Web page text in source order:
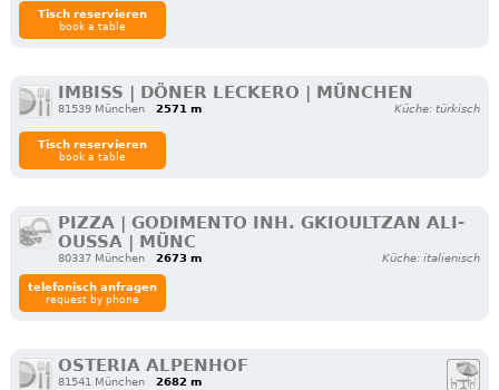
Tisch reservieren
book a table
IMBISS | DÖNER LECKERO | MÜNCHEN
81539 München 2571 m Küche: türkisch
Tisch reservieren
book a table
PIZZA | GODIMENTO INH. GKIOULTZAN ALI-
OUSSA | MÜNC
80337 München 2673 m Küche: italienisch
telefonisch anfragen
request by phone
OSTERIA ALPENHOF
81541 München
2682 m